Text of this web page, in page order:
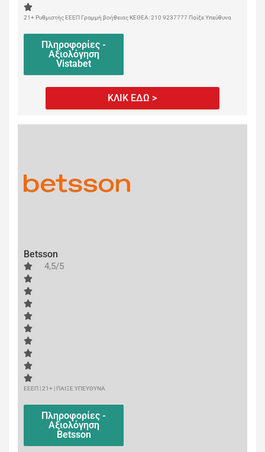
21+ Ρυθμιστής ΕΕΕΠ Γραμμή βοήθειας ΚΕΘΕΑ: 210 9237777 Παίξε Υπεύθυνα
Πληροφορίες -
Αξιολόγηση
Vistabet
ΚΛΙΚ ΕΔΩ >
Betsson
4,5/5
ΕΕΕΠ | 21+ | ΠΑΙΞΕ ΥΠΕΥΘΥΝΑ
Πληροφορίες -
Αξιολόγηση
Betsson